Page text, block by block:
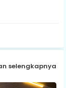
selengkapnya